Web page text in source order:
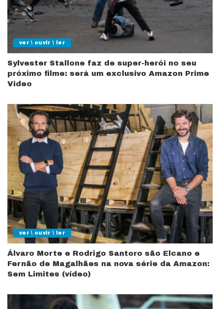
ver \ ouvir \ ler
Sylvester Stallone faz de super-herói no seu
próximo filme: será um exclusivo Amazon Prime
Video
ver \ ouvir \ ler
Álvaro Morte e Rodrigo Santoro são Elcano e
Fernão de Magalhães na nova série da Amazon:
Sem Limites (vídeo)